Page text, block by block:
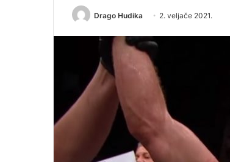
Drago Hudika 2. veljače 2021.